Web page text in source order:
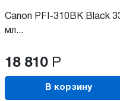
Canon PFI-310BK Black
мл...
18 810 Р
В корзину